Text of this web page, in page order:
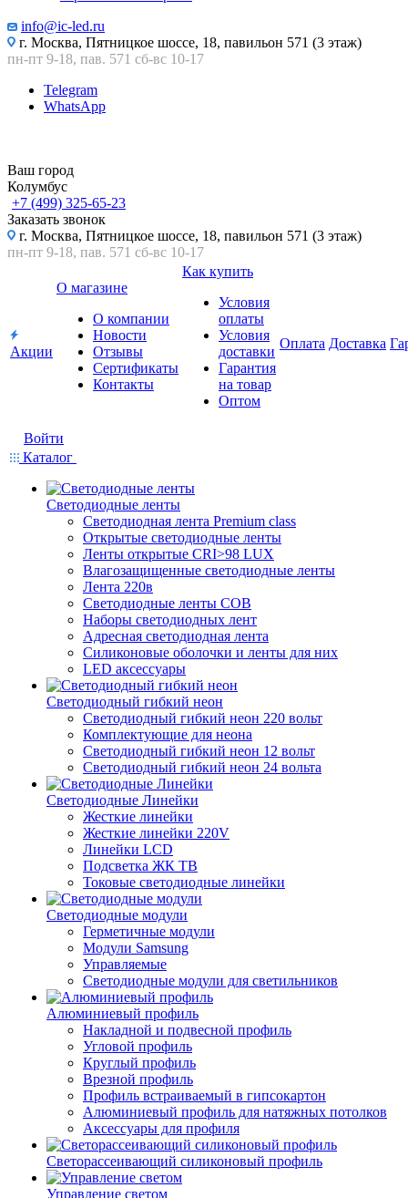
info@ic-led.ru
г. Москва, Пятницкое шоссе, 18, павильон 571 (3 этаж)
пн-пт 9-18, пав. 571 сб-вс 10-17
Telegram
WhatsApp
Ваш город
Колумбус
+7 (499) 325-65-23
Заказать звонок
г. Москва, Пятницкое шоссе, 18, павильон 571 (3 этаж)
пн-пт 9-18, пав. 571 сб-вс 10-17
Акции
О магазине
О компании
Новости
Отзывы
Сертификаты
Контакты
Как купить
Условия
оплаты
Условия
доставки
Гарантия
на товар
Оптом
Оплата Доставка
Войти
Каталог
Светодиодные ленты
Светодиодная лента Premium class
Открытые светодиодные ленты
Ленты открытые CRI>98 LUX
Влагозащищенные светодиодные ленты
Лента 220в
Светодиодные ленты COB
Наборы светодиодных лент
Адресная светодиодная лента
Силиконовые оболочки и ленты для них
LED аксессуары
Светодиодный гибкий неон
Светодиодный гибкий неон 220 вольт
Комплектующие для неона
Светодиодный гибкий неон 12 вольт
Светодиодный гибкий неон 24 вольта
Светодиодные Линейки
Жесткие линейки
Жесткие линейки 220V
Линейки LCD
Подсветка ЖК ТВ
Токовые светодиодные линейки
Светодиодные модули
Герметичные модули
Модули Samsung
Управляемые
Светодиодные модули для светильников
Алюминиевый профиль
Накладной и подвесной профиль
Угловой профиль
Круглый профиль
Врезной профиль
Профиль встраиваемый в гипсокартон
Алюминиевый профиль для натяжных потолков
Аксессуары для профиля
Светорассеивающий силиконовый профиль
Управление светом